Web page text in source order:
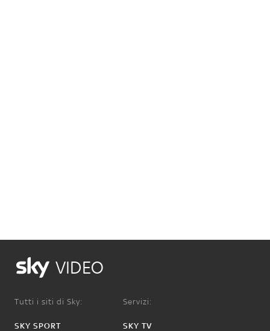
VIDEO
Tutti i siti di Sky:
SKY SPORT
Servizi:
SKY TV